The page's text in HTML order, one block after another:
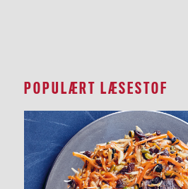
POPULÆRT LÆSESTOF